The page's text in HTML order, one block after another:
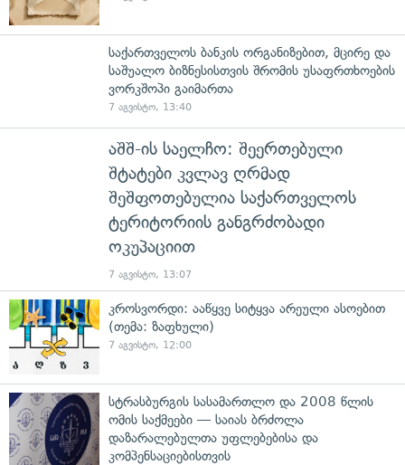
საქართველოს ბანკის ორგანიზებით, მცირე და
საშუალო ბიზნესისთვის შრომის უსაფრთხოების
ვორკშოპი გაიმართა
7 აგვისტო, 13:40
აშშ-ის საელჩო: შეერთებული
შტატები კვლავ ღრმად
შეშფოთებულია საქართველოს
ტერიტორიის განგრძობადი
ოკუპაციით
7 აგვისტო, 13:07
კროსვორდი: ააწყვე სიტყვა არეული ასოებით
(თემა: ზაფხული)
7 აგვისტო, 12:00
სტრასბურგის სასამართლო და 2008 წლის
ომის საქმეები — საიას ბრძოლა
დაზარალებულთა უფლებებისა და
კომპენსაციებისთვის